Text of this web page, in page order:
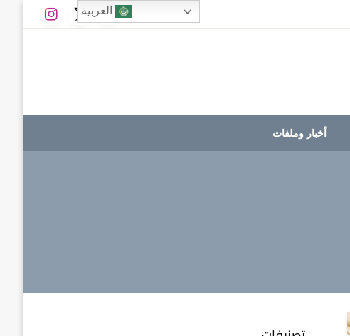
أخبار وملفات
العربية